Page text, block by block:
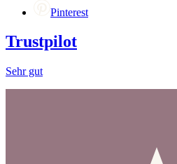
Pinterest
Trustpilot
Sehr gut